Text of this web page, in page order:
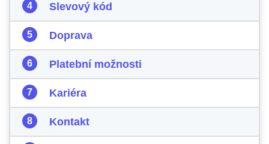
Slevový kód
Doprava
Platební možnosti
Kariéra
Kontakt